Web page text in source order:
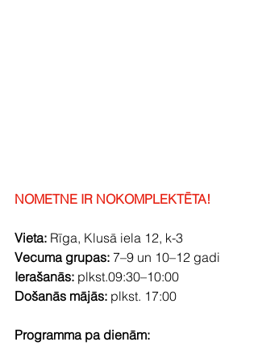
NOMETNE IR NOKOMPLEKTĒTA!
Vieta: Rīga, Klusā iela 12, k-3
Vecuma grupas: 7–9 un 10–12 gadi
Ierašanās: plkst.09:30–10:00
Došanās mājās: plkst. 17:00
Programma pa dienām: